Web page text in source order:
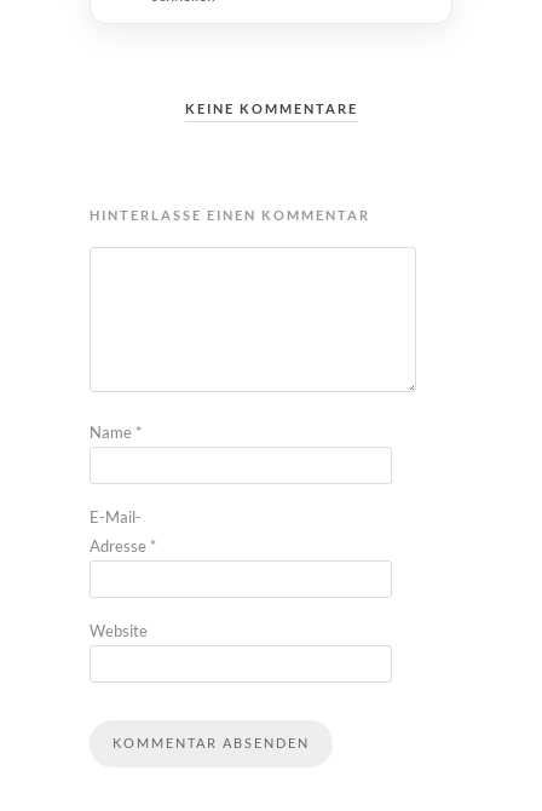
KEINE KOMMENTARE
HINTERLASSE EINEN KOMMENTAR
Name *
E-Mail-
Adresse *
Website